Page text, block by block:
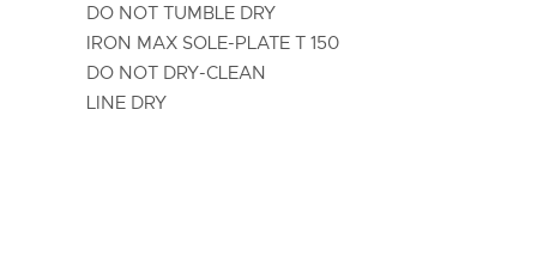
DO NOT TUMBLE DRY
IRON MAX SOLE-PLATE T 150
DO NOT DRY-CLEAN
LINE DRY